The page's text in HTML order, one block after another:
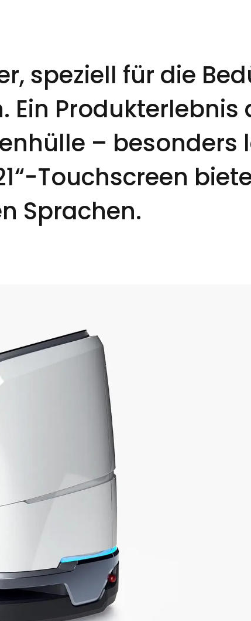
speziell für die
Produkterlebnis
– besonders
Touchscreen
Sprachen.